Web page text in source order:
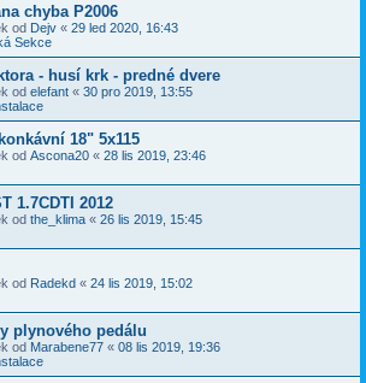
chyba P2006
od Dejv « 29 led 2020, 16:43
Sekce
- husí krk - predné dvere
od elefant « 30 pro 2019, 13:55
18" 5x115
od Ascona20 « 28 lis 2019, 23:46
1.7CDTI 2012
od the_klima « 26 lis 2019, 15:45
od Radekd « 24 lis 2019, 15:02
plynového pedálu
od Marabene77 « 08 lis 2019, 19:36